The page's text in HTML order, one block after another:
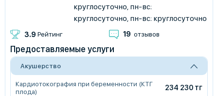
круглосуточно, пн-вс:
круглосуточно, пн-вс: круглосуточно
3.9 Рейтинг 19 отзывов
Предоставляемые услуги
Акушерство
Кардиотокография при беременности (КТГ
плода)
234 230 тг